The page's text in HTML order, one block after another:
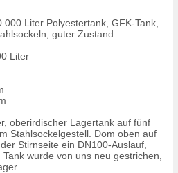
Liter Polyestertank, GFK-Tank,
guter Zustand.
Liter
oberirdischer Lagertank auf fünf
Stahlsockelgestell. Dom oben auf
Stirnseite ein DN100-Auslauf,
wurde von uns neu gestrichen,